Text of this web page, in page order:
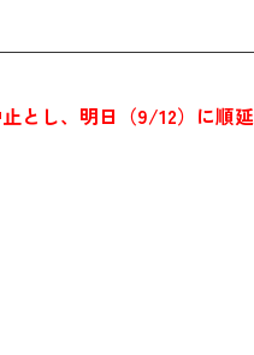
とし、明日（9/12）に順延